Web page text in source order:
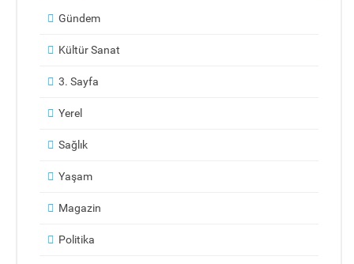
Gündem
Kültür Sanat
3. Sayfa
Yerel
Sağlık
Yaşam
Magazin
Politika